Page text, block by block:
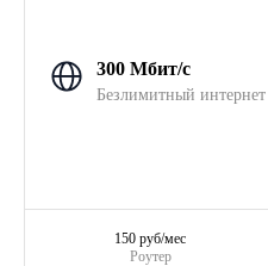
300 Мбит/с
Безлимитный интернет
Роутер
150 руб/мес